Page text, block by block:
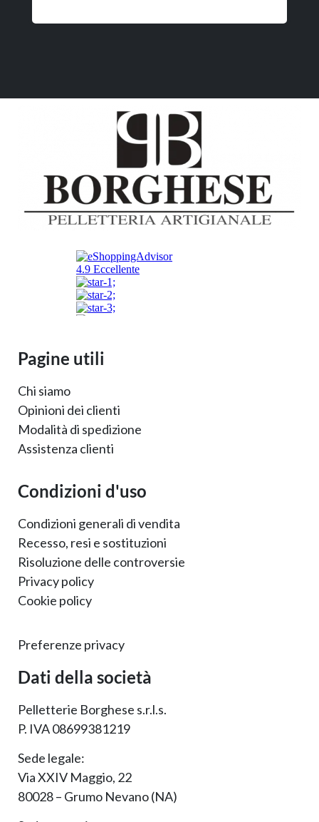
Pagine utili
Chi siamo
Opinioni dei clienti
Modalità di spedizione
Assistenza clienti
Condizioni d'uso
Condizioni generali di vendita
Recesso, resi e sostituzioni
Risoluzione delle controversie
Privacy policy
Cookie policy
Preferenze privacy
Dati della società
Pelletterie Borghese s.r.l.s.
P. IVA 08699381219
Sede legale:
Via XXIV Maggio, 22
80028 – Grumo Nevano (NA)